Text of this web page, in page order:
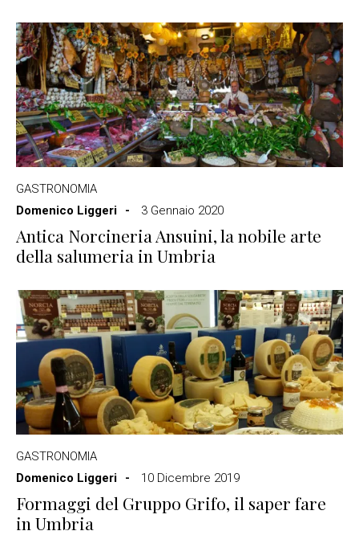
GASTRONOMIA
Domenico Liggeri
3 Gennaio 2020
Antica Norcineria Ansuini, la nobile arte
della salumeria in Umbria
GASTRONOMIA
Domenico Liggeri
10 Dicembre 2019
Formaggi del Gruppo Grifo, il saper fare
in Umbria